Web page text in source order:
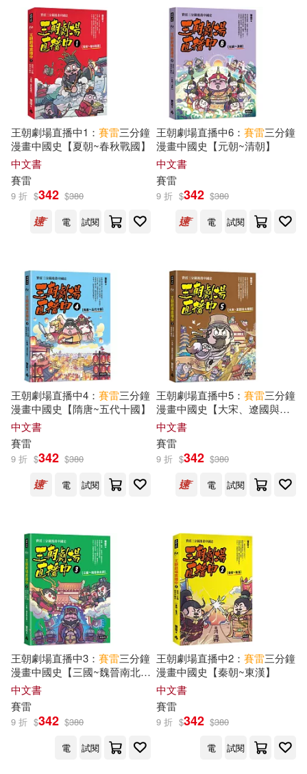
王朝劇場直播中1： 賽雷三分鐘
漫畫中國史【夏朝~春秋戰國】
中文書
賽雷
9 折 $342 $380
電
試閱
王朝劇場直播中6： 賽雷三分鐘
漫畫中國史【元朝~清朝】
中文書
賽雷
9 折 $342 $380
電
試閱
王朝劇場直播中4： 賽雷三分鐘
漫畫中國史【隋唐~五代十國】
中文書
賽雷
9 折 $342 $380
電
試閱
王朝劇場直播中5： 賽雷三分鐘
漫畫中國史【大宋、遼國與大
理國】
中文書
賽雷
9 折 $342 $380
電
試閱
王朝劇場直播中3： 賽雷三分鐘
漫畫中國史【三國~魏晉南北
朝】
中文書
賽雷
9 折 $342 $380
電
試閱
王朝劇場直播中2： 賽雷三分鐘
漫畫中國史【秦朝~東漢】
中文書
賽雷
9 折 $342 $380
電
試閱